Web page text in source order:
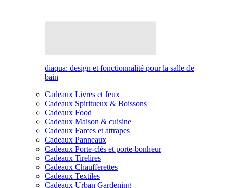
diaqua: design et fonctionnalité pour la salle de
bain
Cadeaux Livres et Jeux
Cadeaux Spiritueux & Boissons
Cadeaux Food
Cadeaux Maison & cuisine
Cadeaux Farces et attrapes
Cadeaux Panneaux
Cadeaux Porte-clés et porte-bonheur
Cadeaux Tirelires
Cadeaux Chaufferettes
Cadeaux Textiles
Cadeaux Urban Gardening